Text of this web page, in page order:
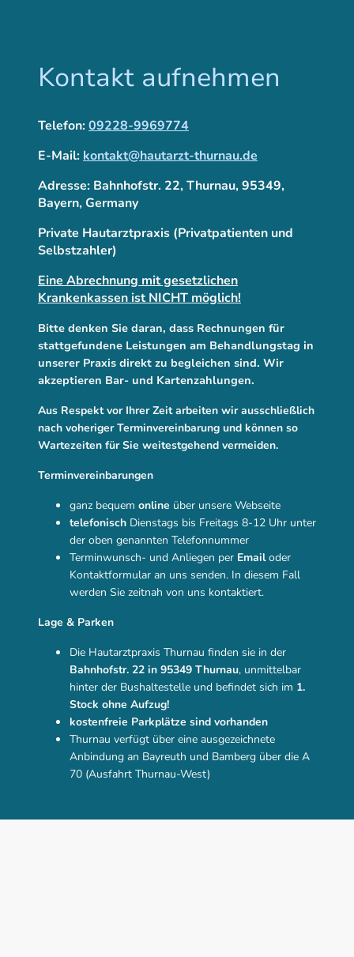
Kontakt aufnehmen
Telefon:09228-9969774
E-Mail: kontakt@hautarzt-thurnau.de
Adresse: Bahnhofstr. 22, Thurnau, 95349,
Bayern, Germany
Private Hautarztpraxis (Privatpatienten und
Selbstzahler)
Eine Abrechnung mit gesetzlichen
Krankenkassen ist NICHT möglich!
Bitte denken Sie daran, dass Rechnungen für
stattgefundene Leistungen am Behandlungstag in
unserer Praxis direkt zu begleichen sind. Wir
akzeptieren Bar- und Kartenzahlungen.
Aus Respekt vor Ihrer Zeit arbeiten wir ausschließlich
nach voheriger Terminvereinbarung und können so
Wartezeiten für Sie weitestgehend vermeiden.
Terminvereinbarungen
ganz bequem online über unsere Webseite
telefonisch Dienstags bis Freitags 8-12 Uhr unter
der oben genannten Telefonnummer
Terminwunsch- und Anliegen per Emailoder
Kontaktformular an uns senden. In diesem Fall
werden Sie zeitnah von uns kontaktiert.
Lage & Parken
Die Hautarztpraxis Thurnau finden sie in der
Bahnhofstr. 22 in 95349 Thurnau, unmittelbar
hinter der Bushaltestelle und befindet sich im 1.
Stock ohne Aufzug!
kostenfreie Parkplätze sind vorhanden
Thurnau verfügt über eine ausgezeichnete
Anbindung an Bayreuth und Bamberg über die A
70 (Ausfahrt Thurnau-West)